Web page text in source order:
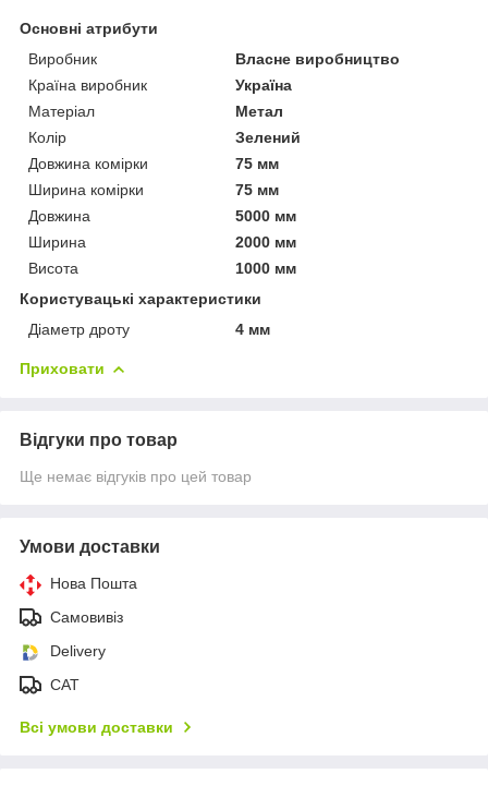
Основні атрибути
Виробник
Власне виробництво
Країна виробник
Україна
Матеріал
Метал
Колір
Зелений
Довжина комірки
75 мм
Ширина комірки
75 мм
Довжина
5000 мм
Ширина
2000 мм
Висота
1000 мм
Користувацькі характеристики
Діаметр дроту
4 мм
Приховати
Відгуки про товар
Ще немає відгуків про цей товар
Умови доставки
Нова Пошта
Самовивіз
Delivery
САТ
Всі умови доставки